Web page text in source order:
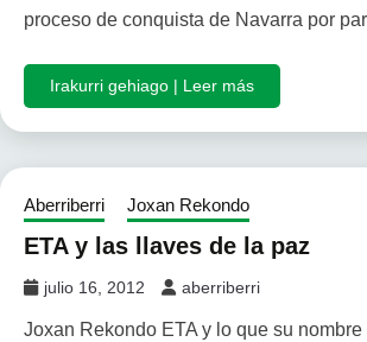
proceso de conquista de Navarra por
Irakurri gehiago | Leer más
Aberriberri Joxan Rekondo
ETA y las llaves de la paz
julio 16, 2012 aberriberri
Joxan Rekondo ETA y lo que su